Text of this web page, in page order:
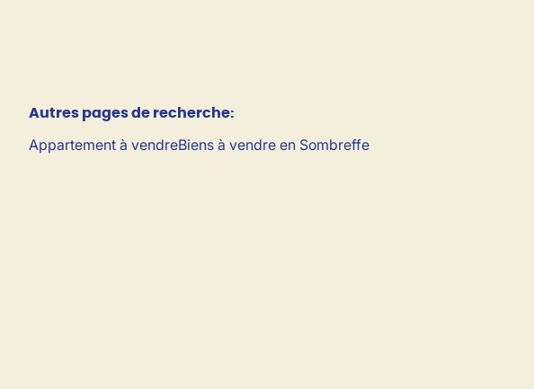
Autres pages de recherche:
Appartement à vendreBiens à vendre en Sombreffe